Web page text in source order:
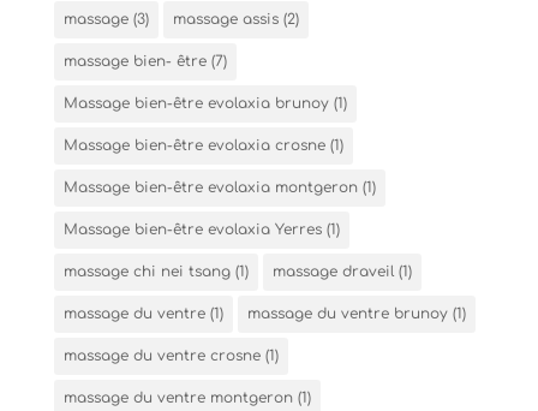
massage(3) massage assis(2)
massage bien- être(7)
Massage bien-être evolaxia brunoy(1)
Massage bien-être evolaxia crosne(1)
Massage bien-être evolaxia montgeron(1)
Massage bien-être evolaxia Yerres(1)
massage chi nei tsang(1) massage draveil (1)
massage du ventre(1) massage du ventre brunoy(1)
massage du ventre crosne(1)
massage du ventre montgeron(1)